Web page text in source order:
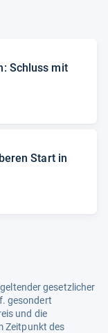
Schluss mit
Start in
gesetzlicher
gesondert
und die
Zeitpunkt des